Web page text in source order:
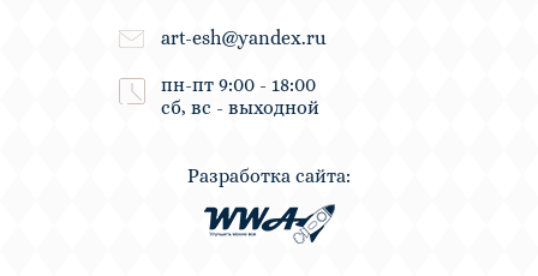
art-esh@yandex.ru
пн-пт 9:00 - 18:00
сб, вс - выходной
Разработка сайта: